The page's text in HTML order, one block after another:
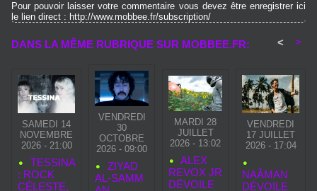
Pour pouvoir laisser votre commentaire vous devez être enregistrer ici
le lien direct : http://www.mobbee.fr/subscription/
DANS LA MÊME RUBRIQUE SUR MOBBEE.FR: < >
SAMEDI 14
NOVEMBRE
2026 - 21:00
TESSINA
: ROCK
CÉLESTE,
VENDREDI
30
OCTOBRE
2026 - 09:00
ZIYAD
AL‑SAMM
MARDI 28
JUILLET
2026 - 13:02
ALEX
REVOX JR
DÉVOILE
VENDREDI
17 JUILLET
2026 - 17:04
NAÂMAN
DÉVOILE